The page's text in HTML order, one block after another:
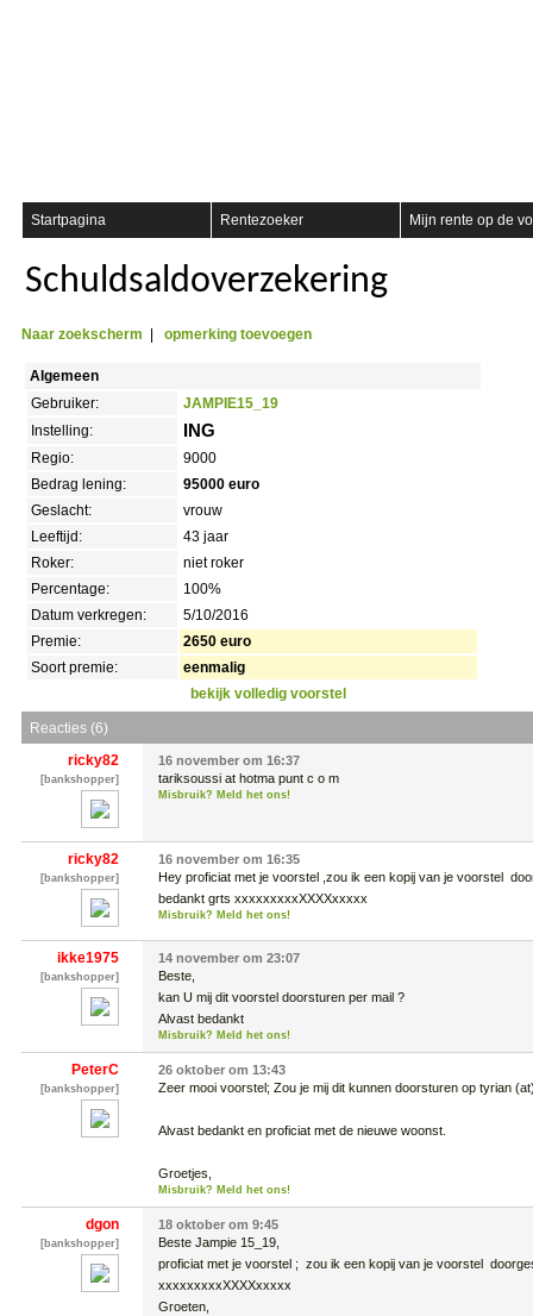
Startpagina Rentezoeker Mijn rente op de
Schuldsaldoverzekering
Naar zoekscherm |opmerking toevoegen
Algemeen
Gebruiker:
JAMPIE15_19
Instelling:
ING
Regio:
9000
Bedrag lening:
95000 euro
Geslacht:
vrouw
Leeftijd:
43 jaar
Roker:
niet roker
Percentage:
100%
Datum verkregen:
5/10/2016
Premie:
2650 euro
Soort premie:
eenmalig
bekijk volledig voorstel
Reacties (6)
ricky82
[bankshopper]
16 november om 16:37
tariksoussi at hotma punt c o m
Misbruik? Meld het ons!
ricky82
[bankshopper]
16 november om 16:35
Hey proficiat met je voorstel ,zou ik een kopij van je voorstel
bedankt grts xxxxxxxxxXXXXxxxxx
Misbruik? Meld het ons!
ikke1975
[bankshopper]
14 november om 23:07
Beste,
kan U mij dit voorstel doorsturen per mail ?
Alvast bedankt
Misbruik? Meld het ons!
PeterC
[bankshopper]
26 oktober om 13:43
Zeer mooi voorstel; Zou je mij dit kunnen doorsturen op tyrian
Alvast bedankt en proficiat met de nieuwe woonst.
Groetjes,
Misbruik? Meld het ons!
dgon
[bankshopper]
18 oktober om 9:45
Beste Jampie 15_19,
proficiat met je voorstel ;  zou ik een kopij van je voorstel
xxxxxxxxxXXXXxxxxx
Groeten,